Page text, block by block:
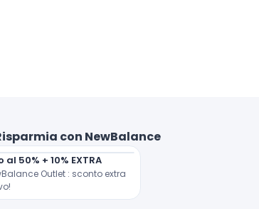
con NewBalance
al 50% + 10% EXTRA
Outlet : sconto extra